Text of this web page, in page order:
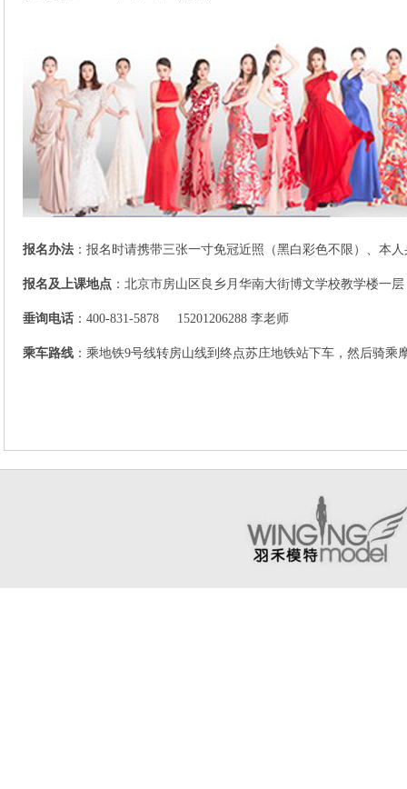
报名办法 ：报名时请携带三张一寸免冠近照（黑白彩色不限）、本
报名及上课地点 ： 北京市房山区良乡月华南大街博文学校教学楼一层
垂询电话 ： 400-831-5878 15201206288 李老师
乘车路线 ： 乘地铁9号线转房山线到终点苏庄地铁站下车，然后骑乘